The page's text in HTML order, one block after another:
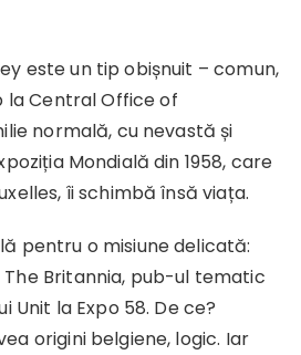
este un tip obișnuit – comun,
la Central Office of
normală, cu nevastă și
Mondială din 1958, care
îi schimbă însă viața.
pentru o misiune delicată:
Britannia, pub-ul tematic
Unit la Expo 58. De ce?
origini belgiene, logic. Iar